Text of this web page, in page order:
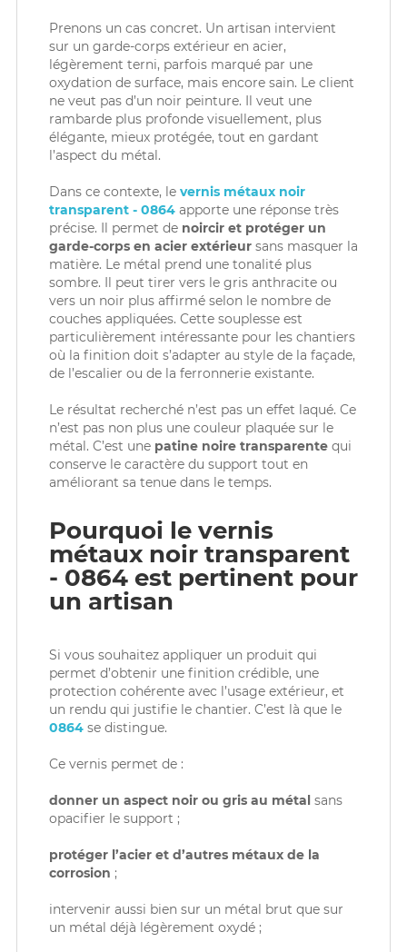
Prenons un cas concret. Un artisan intervient
sur un garde-corps extérieur en acier,
légèrement terni, parfois marqué par une
oxydation de surface, mais encore sain. Le client
ne veut pas d’un noir peinture. Il veut une
rambarde plus profonde visuellement, plus
élégante, mieux protégée, tout en gardant
l’aspect du métal.
Dans ce contexte, le vernis métaux noir
transparent - 0864apporte une réponse très
précise. Il permet de noircir et protéger un
garde-corps en acier extérieursans masquer la
matière. Le métal prend une tonalité plus
sombre. Il peut tirer vers le gris anthracite ou
vers un noir plus affirmé selon le nombre de
couches appliquées. Cette souplesse est
particulièrement intéressante pour les chantiers
où la finition doit s’adapter au style de la façade,
de l’escalier ou de la ferronnerie existante.
Le résultat recherché n’est pas un effet laqué. Ce
n’est pas non plus une couleur plaquée sur le
métal. C’est une patine noire transparentequi
conserve le caractère du support tout en
améliorant sa tenue dans le temps.
Pourquoi le vernis
métaux noir transparent
- 0864 est pertinent pour
un artisan
Si vous souhaitez appliquer un produit qui
permet d’obtenir une finition crédible, une
protection cohérente avec l’usage extérieur, et
un rendu qui justifie le chantier. C’est là que le
0864se distingue.
Ce vernis permet de :
donner un aspect noir ou gris au métalsans
opacifier le support ;
protéger l’acier et d’autres métaux de la
corrosion ;
intervenir aussi bien sur un métal brut que sur
un métal déjà légèrement oxydé ;